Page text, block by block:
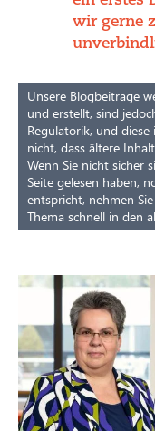
wir gerne
Unsere Blogbeiträge
und erstellt, sind
Regulatorik, und
nicht, dass ältere
Wenn Sie nicht sicher
Seite gelesen haben,
entspricht, nehmen
Thema schnell in den